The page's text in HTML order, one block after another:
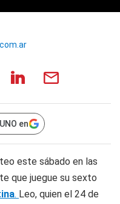
en
este sábado en las
que juegue su sexto
. Leo, quien el 24 de